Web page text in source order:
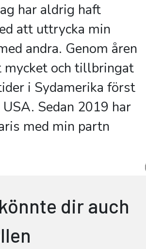
har aldrig haft
att uttrycka min
andra. Genom åren
mycket och tillbringat
i Sydamerika först
USA. Sedan 2019 har
med min partn
dir auch